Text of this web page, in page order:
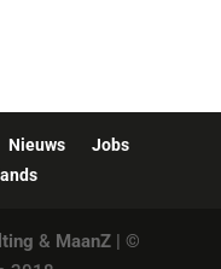
Nieuws
Jobs
& MaanZ | ©